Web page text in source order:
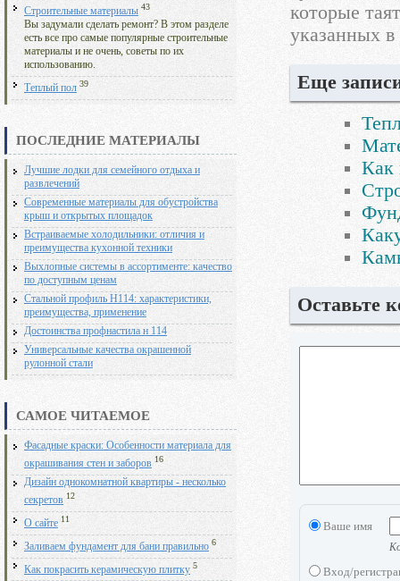
Строительные материалы 43
Вы задумали сделать ремонт? В этом разделе
есть все про самые популярные строительные
материалы и не очень, советы по их
использованию.
Теплый пол 39
ПОСЛЕДНИЕ МАТЕРИАЛЫ
Лучшие лодки для семейного отдыха и
развлечений
Современные материалы для обустройства
крыш и открытых площадок
Встраиваемые холодильники: отличия и
преимущества кухонной техники
Выхлопные системы в ассортименте: качество
по доступным ценам
Стальной профиль Н114: характеристики,
преимущества, применение
Достоинства профнастила н 114
Универсальные качества окрашенной
рулонной стали
САМОЕ ЧИТАЕМОЕ
Фасадные краски: Особенности материала для
окрашивания стен и заборов 16
Дизайн однокомнатной квартиры - несколько
секретов 12
О сайте 11
Заливаем фундамент для бани правильно 6
Как покрасить керамическую плитку 5
которые
указанных в
Еще
Как
Оставьте
Ваше имя
Вход/